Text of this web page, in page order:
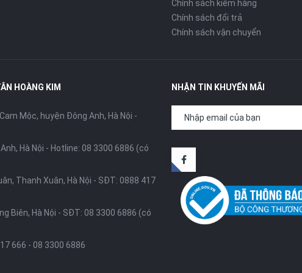
Chính sách kiểm hàng
Chính sách đổi trả
Chính sách vận chuyển
HOÀNG KIM
Mộc, huyện Đông Anh, Hà Nội -
Hà Nội - Hotline: 08 3300 6886 (có
Thanh Xuân, Hà Nội - SĐT: 0888 417
Biên, Hà Nội - SĐT: 08 3300 6886 (có
666 - 08 3300 6886
NHẬN TIN KHUYẾN MÃI